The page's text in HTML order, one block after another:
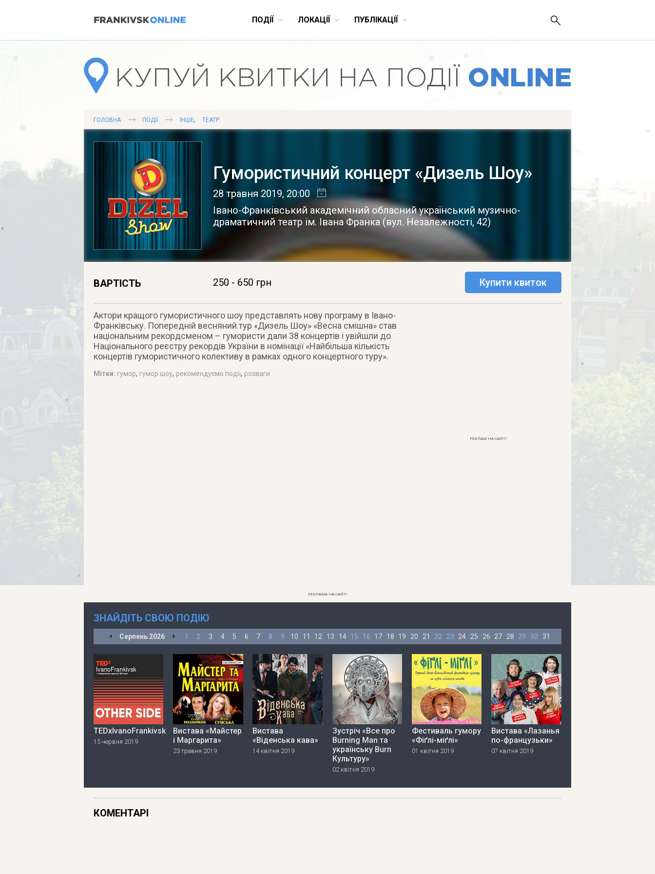
ПОДІЇ ЛОКАЦІЇ ПУБЛІКАЦІЇ
ГОЛОВНА ПОДІЇ ІНШЕ, ТЕАТР
Гумористичний концерт «Дизель Шоу»
28 травня 2019, 20:00
Івано-Франківський академічний обласний український музично-
драматичний театр ім. Івана Франка (вул. Незалежності, 42)
ВАРТІСТЬ 250 - 650 грн Купити квиток
Актори кращого гумористичного шоу представлять нову програму в Івано-
Франківську. Попередній весняний тур «Дизель Шоу» «Весна смішна» став
національним рекордсменом – гумористи дали 38 концертів і увійшли до
Національного реєстру рекордів України в номінації «Найбільша кількість
концертів гумористичного колективу в рамках одного концертного туру».
Мітки: гумор, гумор шоу, рекомендуємо події, розваги
РЕКЛАМ НА САЙТІ
РЕКЛАМА НА САЙТІ
ЗНАЙДІТЬ СВОЮ ПОДІЮ
Серпень 2026 1 2 3 4 5 6 7 8 9 10 11 12 13 14 15 16 17 18 19 20 21 22 23 24 25 26 27 28 29 30 31
TEDxIvanoFrankivsk
15 червня 2019
Вистава «Майстер
і Маргарита»
23 травня 2019
Вистава
«Віденська кава»
14 квітня 2019
Зустріч «Все про
Burning Man та
українську Burn
Культуру»
02 квітня 2019
Фестиваль гумору
«Фіґлі-міґлі»
01 квітня 2019
Вистава «Лазанья
по-французьки»
07 квітня 2019
КОМЕНТАРІ